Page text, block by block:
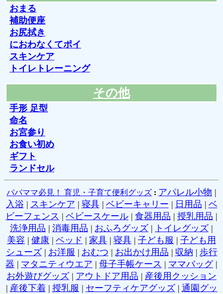
おまる
補助便座
お尻拭き
におわなくてポイ
スキンケア
トイレトレーニング
その他
手形 足型
命名
お宮参り
お食い初め
ギフト
ランドセル
パパママ必見！ 育児・子育て便利グッズ : アパレル小物 |
入浴 | スキンケア | 寝具| ベビーキャリー | 日用品 | ベ
ビーフェンス | ベビースケール | 食器用品 | 授乳用品 |
洗浄用品 | 消毒用品 | おふろグッズ | トイレグッズ |
美容 | 健康 | ベッド | 家具 | 寝具 | 子ども服 | 子ども用
シューズ| お洋服 | おむつ | お出かけ用品 | 収納 | 歩行
器 | マタニティウエア | 母子手帳ケース | ママバッグ|
お外遊びグッズ | アウトドア用品 | 産後用クッション
| 産後下着| 授乳服 | セーフティケアグッズ| 通園グッ